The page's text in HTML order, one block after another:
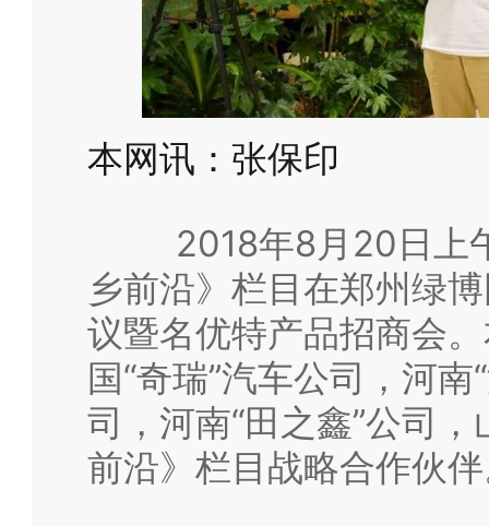
本网讯：张保印
2018年8月20日上午
乡前沿》栏目在郑州绿
议暨名优特产品招商会
国“奇瑞”汽车公司，河南
司，河南“田之鑫”公司
前沿》栏目战略合作伙